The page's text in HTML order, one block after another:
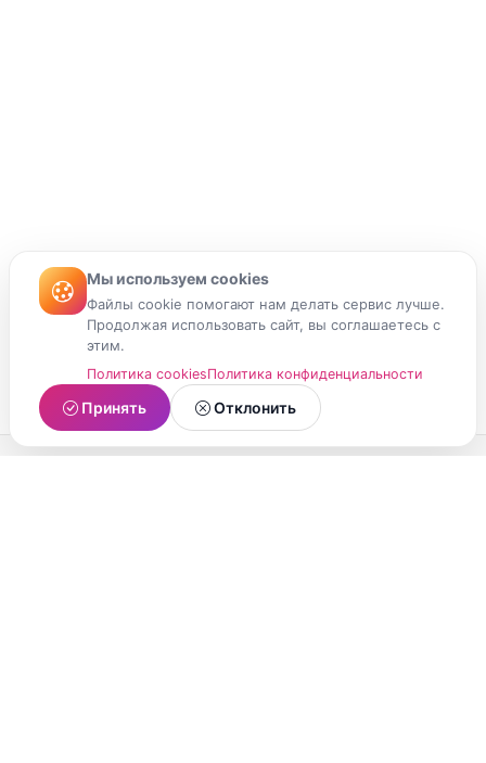
Мы используем cookies
Файлы cookie помогают нам делать сервис лучше.
Продолжая использовать сайт, вы соглашаетесь с
этим.
Политика cookiesПолитика конфиденциальности
Принять Отклонить